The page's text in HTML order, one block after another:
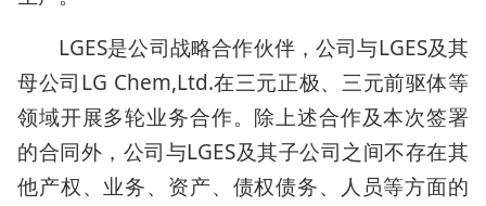
LGES是公司战略合作伙伴，公司与LGES及其
母公司LG Chem,Ltd.在三元正极、三元前驱体等
领域开展多轮业务合作。除上述合作及本次签署
的合同外，公司与LGES及其子公司之间不存在其
他产权、业务、资产、债权债务、人员等方面的